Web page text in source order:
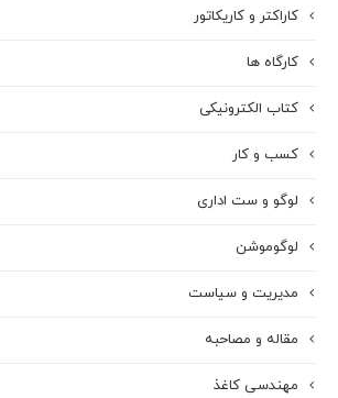
کاراکتر و کاریکاتور
کارگاه ها
کتاب الکترونیکی
کسب و کار
لوگو و ست اداری
لوگوموشن
مدیریت و سیاست
مقاله و مصاحبه
مهندسی کاغذ